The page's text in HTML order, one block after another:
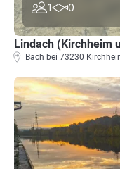
1 0
Lindach (Kirchheim
Bach bei 73230